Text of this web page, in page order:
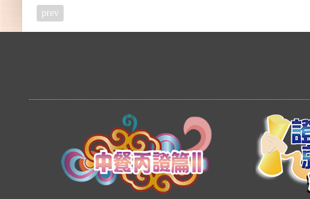
prev